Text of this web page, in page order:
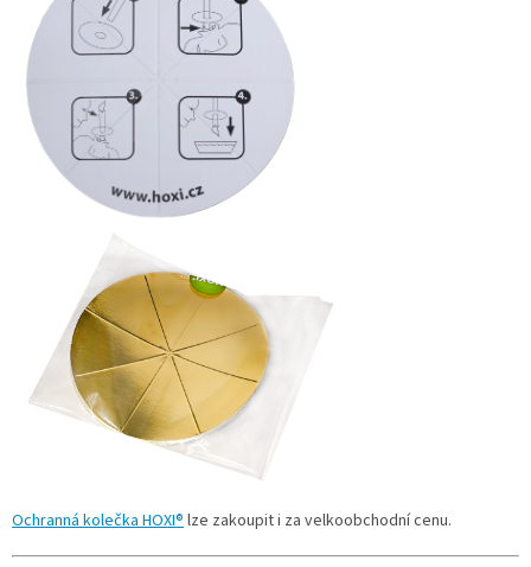
Ochranná kolečka HOXI® lze zakoupit i za velkoobchodní cenu.